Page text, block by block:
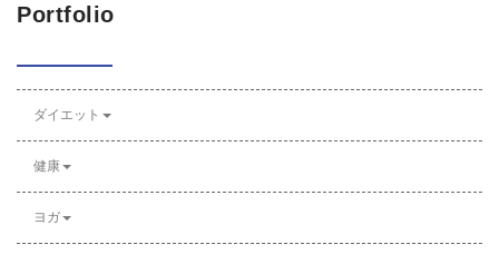
Portfolio
ダイエット
健康
ヨガ